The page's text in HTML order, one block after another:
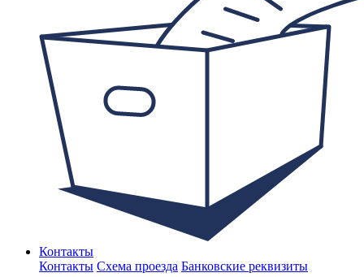
Контакты
Контакты Схема проезда Банковские реквизиты